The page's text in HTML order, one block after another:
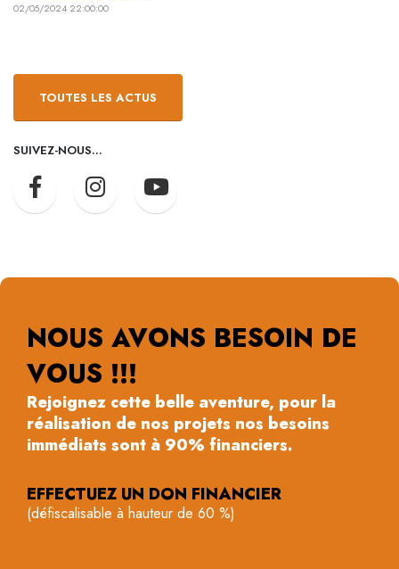
02/05/2024 22:00:00
TOUTES LES ACTUS
SUIVEZ-NOUS...
NOUS AVONS BESOIN DE
VOUS !!!
Rejoignez cette belle aventure, pour la
réalisation de nos projets nos besoins
immédiats sont à 90% financiers.
EFFECTUEZ UN DON FINANCIER
(défiscalisable à hauteur de 60 %)